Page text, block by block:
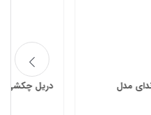
جک سوسماری 2 تن ورق سنگین